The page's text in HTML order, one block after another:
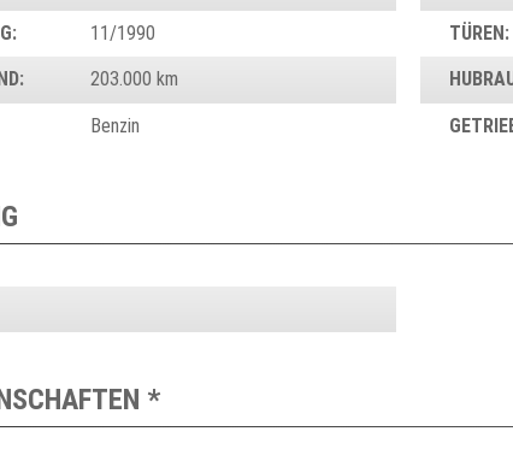
11/1990 TÜREN:
203.000 km
Benzin
*